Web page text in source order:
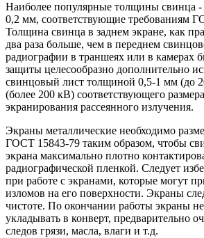
Наиболее популярные толщины свинца
0,2 мм, соответствующие требованиям
Толщина свинца в заднем экране, как
два раза больше, чем в переднем
радиографии в траншеях или в камерах
защиты целесообразно дополнительно
свинцовый лист толщиной 0,5-1 мм (до
(более 200 кВ) соответствующего
экранирования рассеянного излучения.
Экраны металлические необходимо
ГОСТ 15843-79 таким образом, чтобы
экрана максимально плотно
радиографической пленкой. Следует
при работе с экранами, которые могут
изломов на его поверхности. Экраны
чистоте. По окончании работы экраны
укладывать в конверт, предварительно
следов грязи, масла, влаги и т.д.